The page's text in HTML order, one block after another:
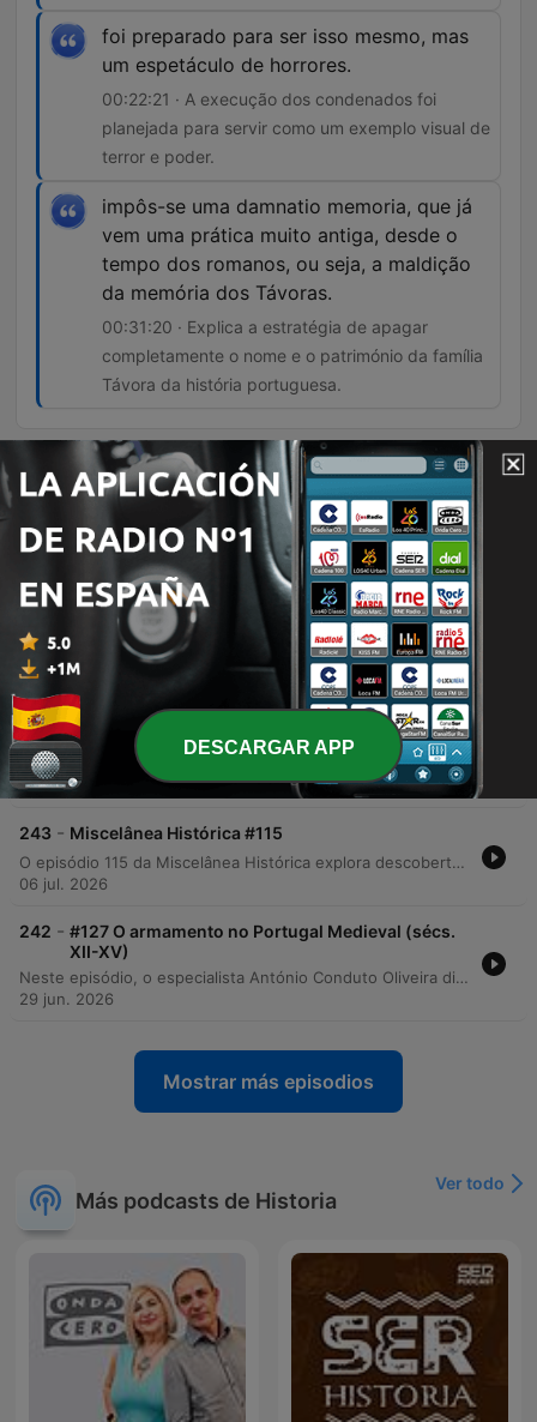
foi preparado para ser isso mesmo, mas
um espetáculo de horrores.
00:22:21 · A execução dos condenados foi
planejada para servir como um exemplo visual de
terror e poder.
impôs-se uma damnatio memoria, que já
vem uma prática muito antiga, desde o
tempo dos romanos, ou seja, a maldição
da memória dos Távoras.
00:31:20 · Explica a estratégia de apagar
completamente o nome e o património da família
Távora da história portuguesa.
Episodios
246 - #129 O processo dos Távoras (1758-1759)
Este episódio explora o dramático Processo dos Távoras, um caso judicial do século XVIII que envolveu uma tentativa de regicídio contra Dom José I. Analisamos a rápida resposta política de Sebastião José de Carvalho e Melo (Marquês de Pombal), as prisões da alta nobreza e o uso do julgamento como ferramenta de poder. O relato detalha a brutalidade das execuções, os métodos de tortura aplicados e a estratégia de 'damnatio memoriae' para apagar o legado da família Távora. Por fim, discutimos as incertezas históricas sobre o atentado e os vestígios materiais que ainda permanecem em Lisboa.
27 jul. 2026
245 - Miscelânea Histórica #116
Neste episódio do podcast Fã de História, os apresentadores Paulo M. Dias e Rogério Jesus exploram curiosidades históricas inusitadas. O primeiro tema aborda o bizarro período nos Estados Unidos, entre 1913 e 1915, quando o sistema postal permitia o envio de encomendas pesadas, levando à prática de enviar crianças pelo correio para reduzir custos de transporte. A segunda parte do programa mergulha na Idade Média portuguesa, discutindo a escassez de nomes próprios e a importância das alcunhas como elementos de identificação. O episódio percorre desde exemplos de apelidos baseados em características físicas até termos ofensivos que deram origem a sobrenomes atuais, encerrando com recomendações literárias sobre o tráfico transatlântico de escravizados e história medieval.
244 - #128 O Império Otomano (c.1300-1922)
Este episódio explora a trajetória completa do Império Otomano, desde as suas origens com a ascensão de Osman I e a expansão territorial sob sucessores como Orhan e Murad I, até enfrentar crises de sucessão e invasões mongóis. A narrativa detalha a era de conquistas monumentais, incluindo a queda de Constantinopla por Mehmet II e a mudança estratégica para o Médio Oriente sob Selim I. O texto aborda também o apogeu sob Solimão, o Magnífico, e o subsequente processo de declínio, marcado por crises militares e financeiras que levaram ao rótulo de 'Homem Doente da Europa'. Por fim, detalha o colapso após a Primeira Guerra Mundial e a transição para a República da Turquia sob a liderança de Mustafa Kemal.
13 jul. 2026
243 - Miscelânea Histórica #115
O episódio 115 da Miscelânea Histórica explora descobertas recentes de manuscritos inéditos que revelam novos detalhes sobre figuras fundamentais da história. O programa detalha a descoberta de sermões de Santo Agostinho em um manuscrito do século XII, que trazem novas perspectivas teológicas sobre o poder divino. Além disso, aborda a identificação de um caderno de composições de Mozart na Biblioteca Nacional de França, contendo exercícios musicais de sua juventude em Paris. A conversa também inclui recomendações literárias, destacando obras sobre o cotidiano do Portugal medieval e uma tradução recente da poesia erótica de Catulo, oferecendo um panorama de curiosidades que conectam o passado clássico e medieval ao presente.
06 jul. 2026
242 - #127 O armamento no Portugal Medieval (sécs.
XII-XV)
Neste episódio, o especialista António Conduto Oliveira discute a evolução do armamento medieval, detalhando a transição da malha metálica para a armadura de chapa e a dinâmica de ação e reação entre defesas e armas ofensivas. O debate explora a produção especializada de armamentos na Europa e as redes de comércio que iam além dos ferreiros locais. A conversa aborda também o acesso ao armamento por diferentes classes sociais e a importância da coroa portuguesa na criação de armazéns centrais para equipar contingentes. Por fim, analisa-se como a expansão ultramarina e os fatores climáticos exigiram adaptações no equipamento português, além de discutir as fontes históricas e o impacto das distorções cinematográficas no estudo da Idade Média.
29 jun. 2026
Mostrar más episodios
Más podcasts de Historia
Ver todo
DESCARGAR APP